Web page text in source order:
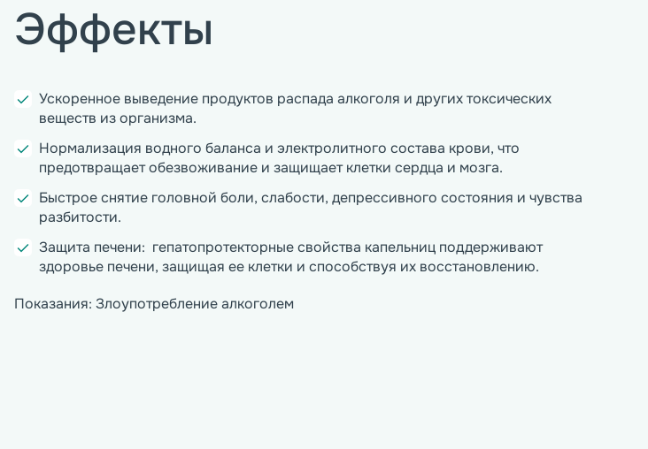
Эффекты
Ускоренное выведение продуктов распада алкоголя и других токсических
веществ из организма.
Нормализация водного баланса и электролитного состава крови, что
предотвращает обезвоживание и защищает клетки сердца и мозга.
Быстрое снятие головной боли, слабости, депрессивного состояния и чувства
разбитости.
Защита печени:  гепатопротекторные свойства капельниц поддерживают
здоровье печени, защищая ее клетки и способствуя их восстановлению.
Показания: Злоупотребление алкоголем